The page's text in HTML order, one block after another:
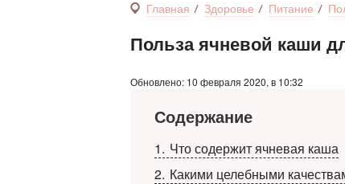
Главная Здоровье Питание
Польза ячневой каши
Обновлено: 10 февраля 2020, в 10:32
Содержание
1
Что содержит ячневая каша
2 Какими целебными